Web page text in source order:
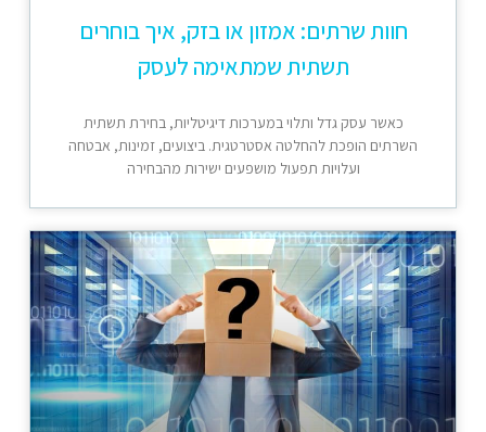
חוות שרתים: אמזון או בזק, איך בוחרים
תשתית שמתאימה לעסק
כאשר עסק גדל ותלוי במערכות דיגיטליות, בחירת תשתית
השרתים הופכת להחלטה אסטרטגית. ביצועים, זמינות, אבטחה
ועלויות תפעול מושפעים ישירות מהבחירה